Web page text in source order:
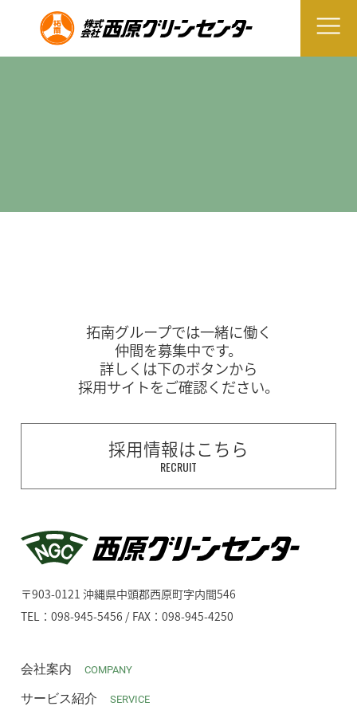
拓南グループでは一緒に働く
仲間を募集中です。
詳しくは下のボタンから
採用サイトをご確認ください。
採用情報はこちら
RECRUIT
〒903-0121 沖縄県中頭郡西原町字内間546
TEL：098-945-5456 / FAX：098-945-4250
会社案内 COMPANY
サービス紹介 SERVICE